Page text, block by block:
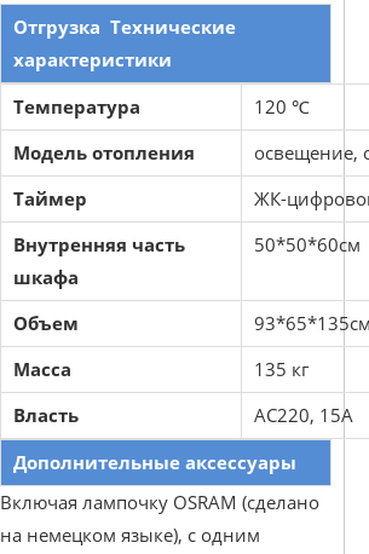
Отгрузка Технические
характеристики
Температура
120 ℃
Модель отопления
освещение,
Таймер
ЖК-
Внутренняя часть
шкафа
50*50*60см
Объем
Масса
135 кг
Власть
AC220, 15А
Дополнительные аксессуары
Включая лампочку OSRAM (сделано
на немецком языке), с одним